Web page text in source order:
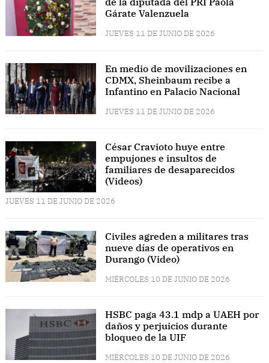
Gárate Valenzuela
JUEVES 11 DE JUNIO DE 2026
En medio de movilizaciones en
CDMX, Sheinbaum recibe a
Infantino en Palacio Nacional
JUEVES 11 DE JUNIO DE 2026
César Cravioto huye entre
empujones e insultos de
familiares de desaparecidos
(Videos)
JUEVES 11 DE JUNIO DE 2026
Civiles agreden a militares tras
nueve días de operativos en
Durango (Video)
MIÉRCOLES 10 DE JUNIO DE 2026
HSBC paga 43.1 mdp a UAEH por
daños y perjuicios durante
bloqueo de la UIF
MIÉRCOLES 10 DE JUNIO DE 2026